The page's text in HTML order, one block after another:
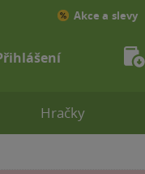
Hračky
Akce a slevy